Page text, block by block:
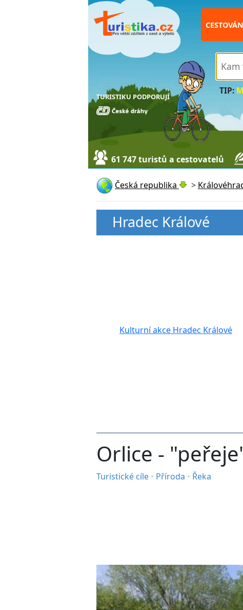
TURISTIKU PODPORUJÍ
TIP:
61 747 turistů a cestovatelů
Česká republika >
Hradec Králové
Kulturní akce Hradec Králové
Orlice -
Turistické cíle • Příroda • Řeka